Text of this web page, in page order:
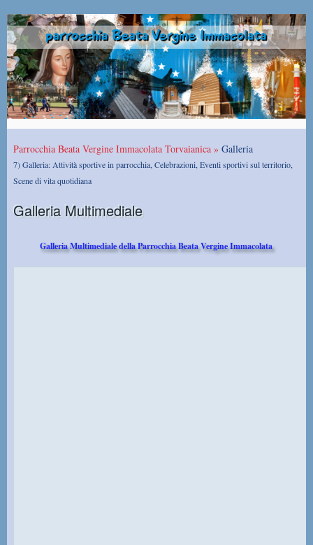
Parrocchia Beata Vergine Immacolata Torvaianica » Galleria
7) Galleria: Attività sportive in parrocchia, Celebrazioni, Eventi sportivi sul territorio,
Scene di vita quotidiana
Galleria Multimediale
Galleria Multimediale della Parrocchia Beata Vergine Immacolata